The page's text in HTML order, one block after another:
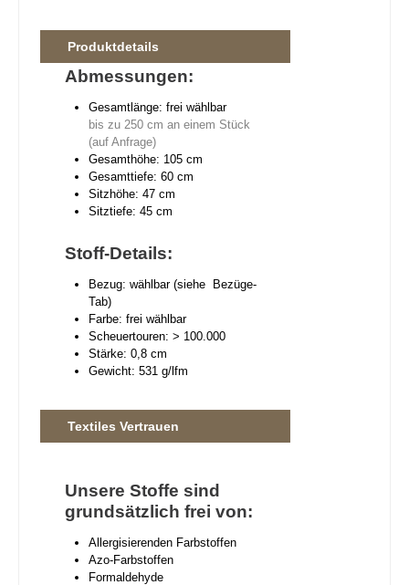
Produktdetails
Abmessungen:
Gesamtlänge: frei wählbar
bis zu 250 cm an einem Stück
(auf Anfrage)
Gesamthöhe: 105 cm
Gesamttiefe: 60 cm
Sitzhöhe: 47 cm
Sitztiefe: 45 cm
Stoff-Details:
Bezug: wählbar (siehe Bezüge-
Tab)
Farbe: frei wählbar
Scheuertouren: > 100.000
Stärke: 0,8 cm
Gewicht: 531 g/lfm
Textiles Vertrauen
Unsere Stoffe sind
grundsätzlich frei von:
Allergisierenden Farbstoffen
Azo-Farbstoffen
Formaldehyde